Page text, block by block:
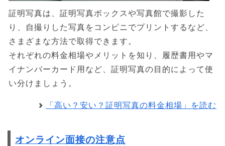
証明写真は、証明写真ボックスや写真館で撮影した
り、自撮りした写真をコンビニでプリントするなど、
さまざまな方法で取得できます。
それぞれの料金相場やメリットを知り、履歴書用やマ
イナンバーカード用など、証明写真の目的によって使
い分けましょう。
「高い？安い？証明写真の料金相場」を読む
オンライン面接の注意点